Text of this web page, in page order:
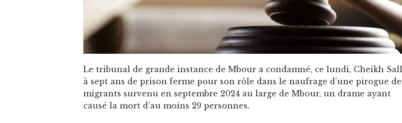
Le tribunal de grande instance de Mbour a condamné, ce lundi, Cheikh Sall
à sept ans de prison ferme pour son rôle dans le naufrage d’une pirogue de
migrants survenu en septembre 2024 au large de Mbour, un drame ayant
causé la mort d’au moins 29 personnes.